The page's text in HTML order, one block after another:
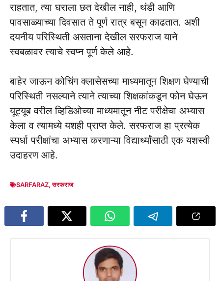
राहतात, त्या घराला छत देखील नाही, थंडी आणि
पावसाळ्याच्या दिवसात ते पूर्ण रात्र बसून काढतात. अशी
दयनीय परिस्थिती असताना देखील सरफराज याने
स्वबळावर त्याचे स्वप्न पूर्ण केले आहे.
बाहेर जाऊन कोचिंग क्लासेसच्या माध्यमातून शिक्षण घेण्याची
परिस्थिती नसल्याने त्याने त्याच्या शिक्षकांकडून फोन घेऊन
यूट्यूब वरील व्हिडिओच्या माध्यमातून नीट परीक्षेचा अभ्यास
केला व त्यामध्ये यशही प्राप्त केले. सरफराज हा प्रत्येक
स्पर्धा परीक्षांचा अभ्यास करणाऱ्या विद्यार्थ्यांसाठी एक यशस्वी
उदाहरण आहे.
SARFARAZ,सरफराज